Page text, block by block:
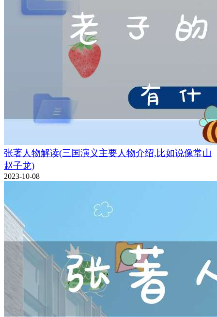
张著人物解读(三国演义主要人物介绍,比如说像常山
赵子龙)
2023-10-08